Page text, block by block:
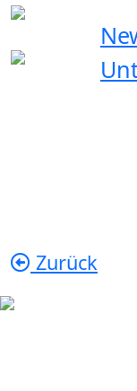
Zurück